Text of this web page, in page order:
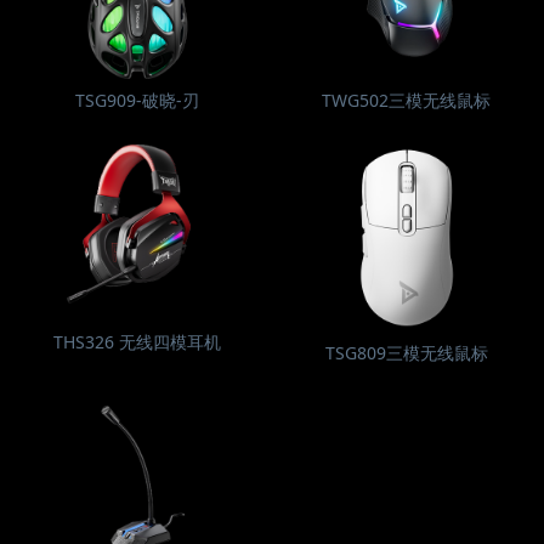
TSG909-破晓-刃 TWG502三模无线鼠标
THS326 无线四模耳机 TSG809三模无线鼠标